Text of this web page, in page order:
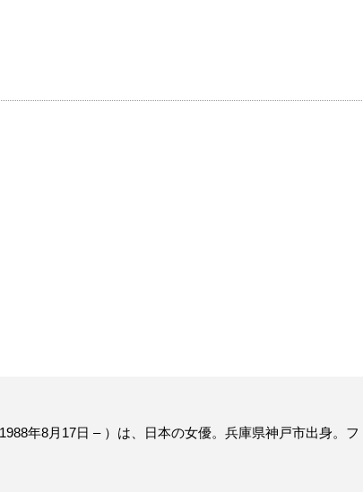
年8月17日 – ）は、日本の女優。兵庫県神戸市出身。フ